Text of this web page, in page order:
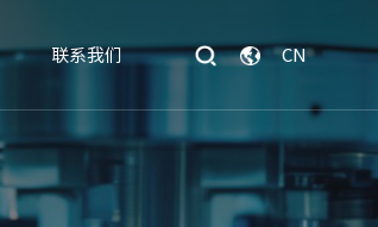
联系我们 CN